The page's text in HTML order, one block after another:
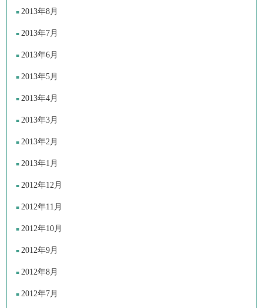
2013年8月
2013年7月
2013年6月
2013年5月
2013年4月
2013年3月
2013年2月
2013年1月
2012年12月
2012年11月
2012年10月
2012年9月
2012年8月
2012年7月